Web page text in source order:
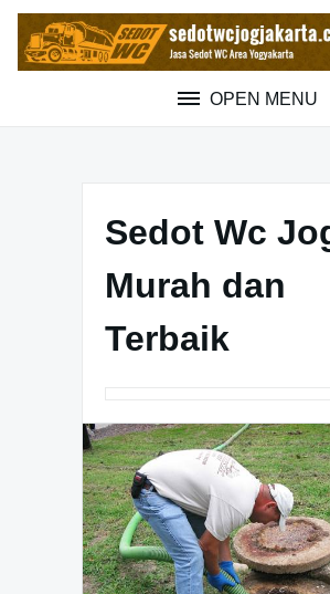
Skip
content
OPEN MENU
Sedot Wc
Murah dan
Terbaik